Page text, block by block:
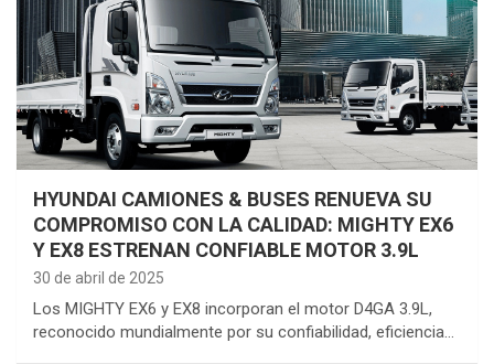
HYUNDAI CAMIONES & BUSES RENUEVA SU
COMPROMISO CON LA CALIDAD: MIGHTY EX6
Y EX8 ESTRENAN CONFIABLE MOTOR 3.9L
30 de abril de 2025
Los MIGHTY EX6 y EX8 incorporan el motor D4GA 3.9L,
reconocido mundialmente por su confiabilidad, eficiencia…